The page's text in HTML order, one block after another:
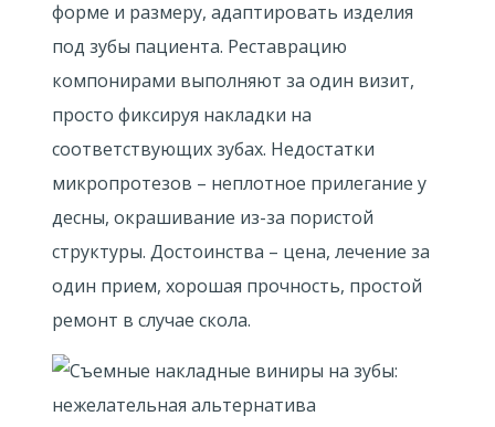
форме и размеру, адаптировать изделия
под зубы пациента. Реставрацию
компонирами выполняют за один визит,
просто фиксируя накладки на
соответствующих зубах. Недостатки
микропротезов – неплотное прилегание у
десны, окрашивание из-за пористой
структуры. Достоинства – цена, лечение за
один прием, хорошая прочность, простой
ремонт в случае скола.